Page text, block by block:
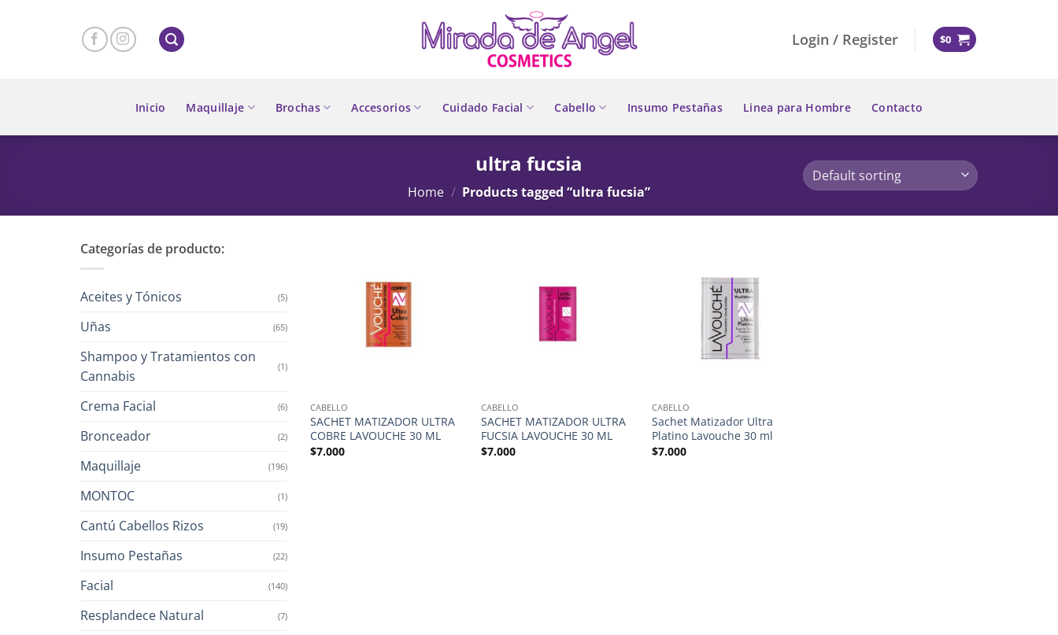
Login / Register $0
Inicio Maquillaje Brochas Accesorios Cuidado Facial Cabello Insumo Pestañas Linea para Hombre Contacto
ultra fucsia
Home / Products tagged “ultra fucsia”
Categorías de producto:
Aceites y Tónicos (5)
Uñas (65)
Shampoo y Tratamientos con
Cannabis
(1)
Crema Facial (6)
Bronceador (2)
Maquillaje (196)
MONTOC (1)
Cantú Cabellos Rizos (19)
Insumo Pestañas (22)
Facial (140)
Resplandece Natural (7)
CABELLO
SACHET MATIZADOR ULTRA
COBRE LAVOUCHE 30 ML
$7.000
CABELLO
SACHET MATIZADOR ULTRA
FUCSIA LAVOUCHE 30 ML
$7.000
CABELLO
Sachet Matizador Ultra
Platino Lavouche 30 ml
$7.000